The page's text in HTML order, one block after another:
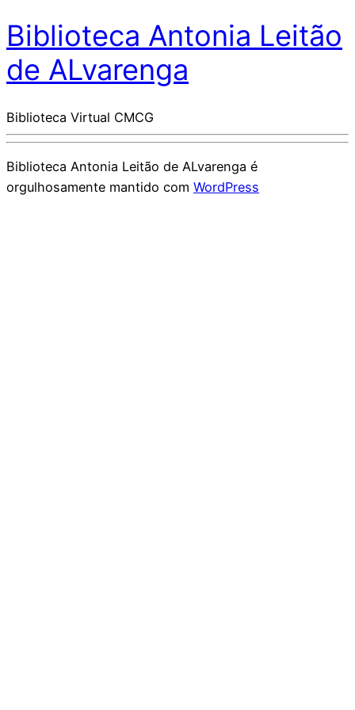
Biblioteca Antonia Leitão
de ALvarenga
Biblioteca Virtual CMCG
Biblioteca Antonia Leitão de ALvarenga é
orgulhosamente mantido com WordPress